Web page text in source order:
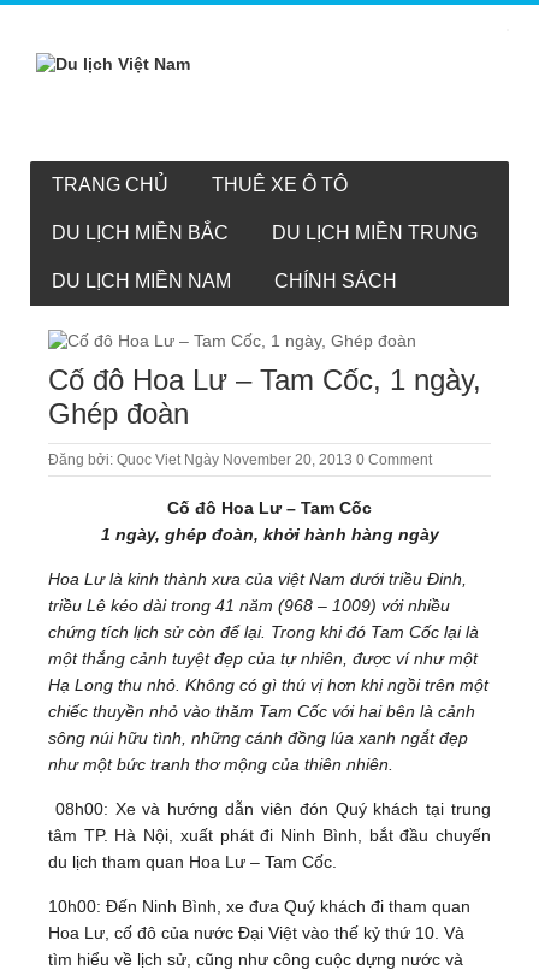
TRANG CHỦ THUÊ XE Ô TÔ
DU LỊCH MIỀN BẮC DU LỊCH MIỀN TRUNG
DU LỊCH MIỀN NAM CHÍNH SÁCH
Cố đô Hoa Lư – Tam Cốc, 1 ngày,
Ghép đoàn
Đăng bởi: Quoc Viet Ngày November 20, 2013 0 Comment
Cố đô Hoa Lư – Tam Cốc
1 ngày, ghép đoàn, khởi hành hàng ngày
Hoa Lư là kinh thành xưa của việt Nam dưới triều Đinh,
triều Lê kéo dài trong 41 năm (968 – 1009) với nhiều
chứng tích lịch sử còn để lại. Trong khi đó Tam Cốc lại là
một thắng cảnh tuyệt đẹp của tự nhiên, được ví như một
Hạ Long thu nhỏ. Không có gì thú vị hơn khi ngồi trên một
chiếc thuyền nhỏ vào thăm Tam Cốc với hai bên là cảnh
sông núi hữu tình, những cánh đồng lúa xanh ngắt đẹp
như một bức tranh thơ mộng của thiên nhiên.
08h00: Xe và hướng dẫn viên đón Quý khách tại trung
tâm TP. Hà Nội, xuất phát đi Ninh Bình, bắt đầu chuyến
du lịch tham quan Hoa Lư – Tam Cốc.
10h00: Đến Ninh Bình, xe đưa Quý khách đi tham quan
Hoa Lư, cố đô của nước Đại Việt vào thế kỷ thứ 10. Và
tìm hiểu về lịch sử, cũng như công cuộc dựng nước và